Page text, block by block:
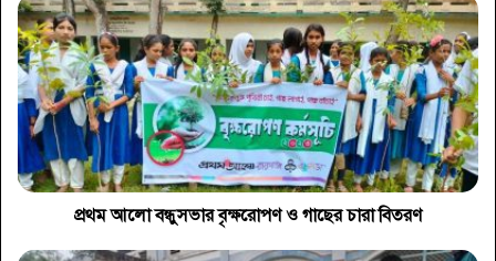
প্রথম আলো বন্ধুসভার বৃক্ষরোপণ ও গাছের চারা বিতরণ